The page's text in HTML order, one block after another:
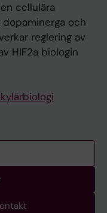
cellulära
och
reglering av
HIF2a biologin